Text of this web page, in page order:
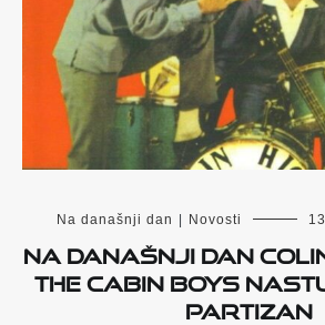
Na današnji dan Novosti
Na današnji dan
The Cabin Boys
Partizan